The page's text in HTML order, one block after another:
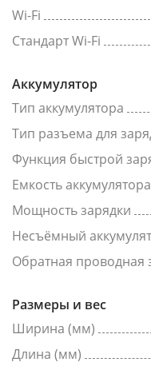
Wi-Fi
Стандарт Wi-Fi
Аккумулятор
Тип аккумулятора
Тип разъема для
Функция быстрой
Емкость
Мощность зарядки
Несъёмный
Обратная проводная
Размеры и вес
Ширина (мм)
Длина (мм)